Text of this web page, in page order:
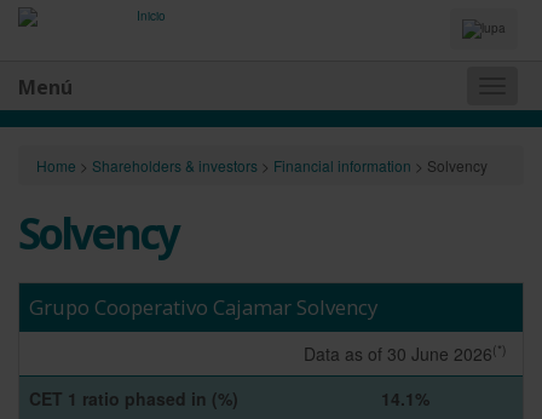
Idiomas
y
Menú
Home > Shareholders & investors > Financial information > Solvency
Solvency
Grupo Cooperativo Cajamar Solvency
Data as of 30 June 2026(*)
CET 1 ratio phased in (%)
14.1%